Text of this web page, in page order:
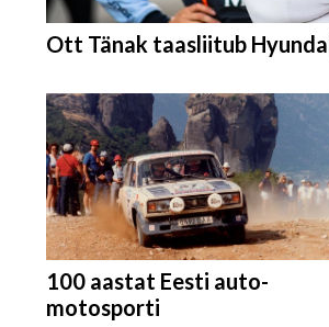
Ott Tänak taasliitub
100 aastat Eesti auto-
motosporti